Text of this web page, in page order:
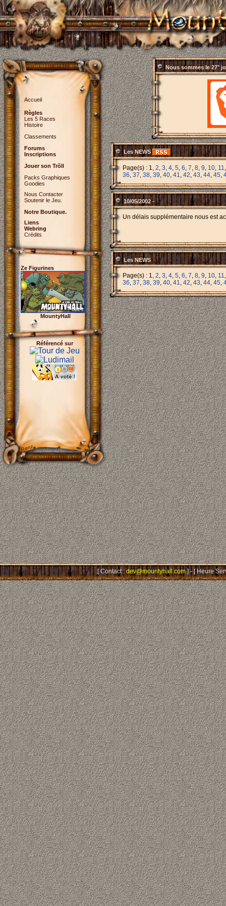
Accueil
Règles
Les 5 Races
Histoire
Classements
Forums
Inscriptions
Jouer son Trõll
Packs Graphiques
Goodies
Nous Contacter
Soutenir le Jeu.
Notre Boutique.
Liens
Webring
Crédits
Ze Figurines
MountyHall
Référencé sur
Nous sommes le 27°
Les NEWS
Page(s) : 1, 2, 3, 4, 5, 6, 7, 8, 9, 10, 11
36, 37, 38, 39, 40, 41, 42, 43, 44, 45,
10/05/2002 -
Un délais supplémentaire nous est
Les NEWS
Page(s) : 1, 2, 3, 4, 5, 6, 7, 8, 9, 10, 11
36, 37, 38, 39, 40, 41, 42, 43, 44, 45,
[ Contact :dev@mountyhall.com] - [ Heure